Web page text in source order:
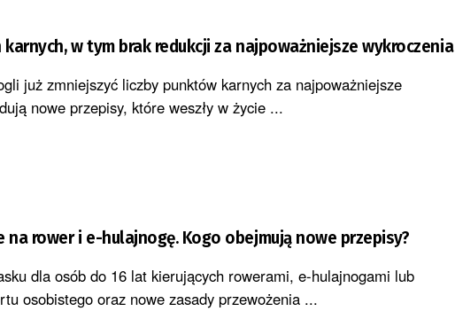
w tym brak redukcji za najpoważniejsze wykroczenia
już zmniejszyć liczby punktów karnych za najpoważniejsze
nowe przepisy, które weszły w życie ...
na rower i e-hulajnogę. Kogo obejmują nowe przepisy?
dla osób do 16 lat kierujących rowerami, e-hulajnogami lub
osobistego oraz nowe zasady przewożenia ...